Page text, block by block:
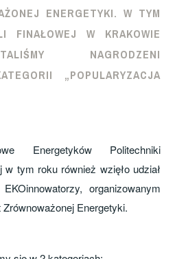
ENERGETYKI. W TYM
FINAŁOWEJ W KRAKOWIE
NAGRODZENI
„POPULARYZACJA
Energetyków Politechniki
w tym roku również wzięło udział
organizowanym
Energetyki.